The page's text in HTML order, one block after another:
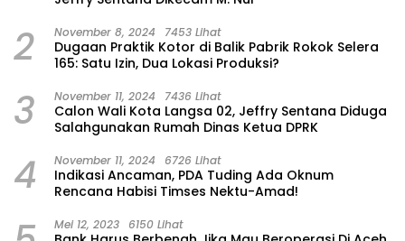
2 November 8, 2024 7453 Lihat
Dugaan Praktik Kotor di Balik Pabrik Rokok Selera
165: Satu Izin, Dua Lokasi Produksi?
3 November 11, 2024 7436 Lihat
Calon Wali Kota Langsa 02, Jeffry Sentana Diduga
Salahgunakan Rumah Dinas Ketua DPRK
4 November 11, 2024 6726 Lihat
Indikasi Ancaman, PDA Tuding Ada Oknum
Rencana Habisi Timses Nektu-Amad!
Mei 12, 2023 6150 Lihat